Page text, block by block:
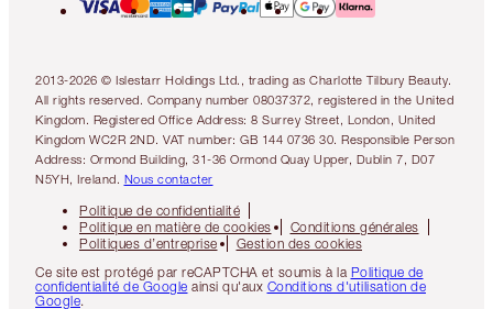
2013-2026 © Islestarr Holdings Ltd., trading as Charlotte Tilbury Beauty.
All rights reserved. Company number 08037372, registered in the United
Kingdom. Registered Office Address: 8 Surrey Street, London, United
Kingdom WC2R 2ND. VAT number: GB 144 0736 30. Responsible Person
Address: Ormond Building, 31-36 Ormond Quay Upper, Dublin 7, D07
N5YH, Ireland. Nous contacter
Politique de confidentialité
Politique en matière de cookies
Conditions générales
Politiques d’entreprise
Gestion des cookies
Ce site est protégé par reCAPTCHA et soumis à la Politique de
confidentialité de Google ainsi qu'aux Conditions d'utilisation de
Google.